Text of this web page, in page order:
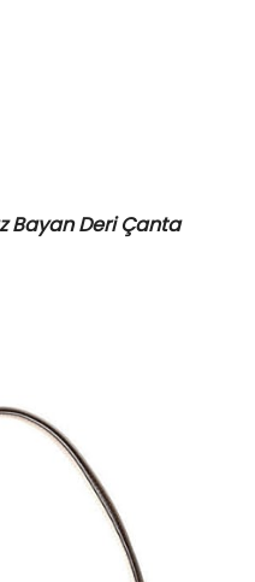
Bayan Deri Çanta